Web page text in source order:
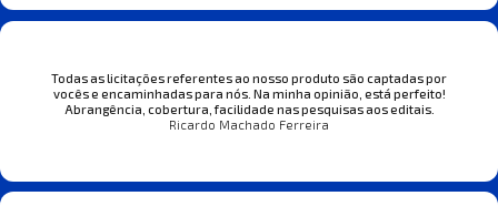
Todas as licitações referentes ao nosso produto são captadas por
vocês e encaminhadas para nós. Na minha opinião, está perfeito!
Abrangência, cobertura, facilidade nas pesquisas aos editais.
Ricardo Machado Ferreira